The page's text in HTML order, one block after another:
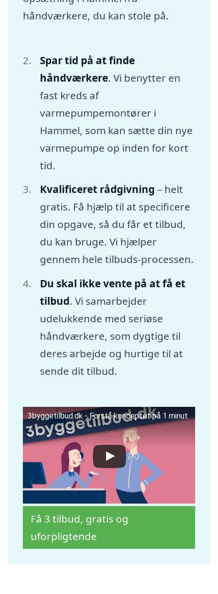
håndværkere, du kan stole på.
Spar tid på at finde
håndværkere. Vi benytter en
fast kreds af
varmepumpemontører i
Hammel, som kan sætte din nye
varmepumpe op inden for kort
tid.
Kvalificeret rådgivning – helt
gratis. Få hjælp til at specificere
din opgave, så du får et tilbud,
du kan bruge. Vi hjælper
gennem hele tilbuds-processen.
Du skal ikke vente på at få et
tilbud. Vi samarbejder
udelukkende med seriøse
håndværkere, som dygtige til
deres arbejde og hurtige til at
sende dit tilbud.
3byggetilbud.dk - Forstå konceptet på 1 minut
Få 3 tilbud, gratis og
uforpligtende